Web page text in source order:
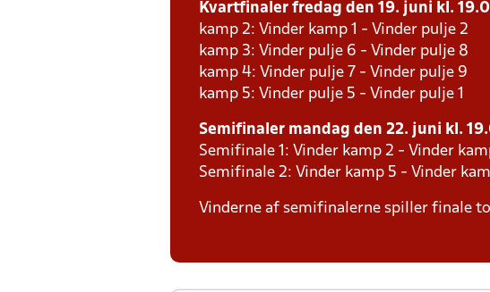
Kvartfinaler fredag den 19. juni kl.
kamp 2: Vinder kamp 1 - Vinder pulje 2
kamp 3: Vinder pulje 6 - Vinder pulje 8
kamp 4: Vinder pulje 7 - Vinder pulje 9
kamp 5: Vinder pulje 5 - Vinder pulje 1
Semifinaler mandag den 22. juni kl.
Semifinale 1: Vinder kamp 2 - Vinder
Semifinale 2: Vinder kamp 5 - Vinder
Vinderne af semifinalerne spiller finale